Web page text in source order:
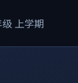
上学期